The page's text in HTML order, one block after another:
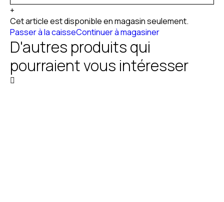
+
Cet article est disponible en magasin seulement.
Passer à la caisseContinuer à magasiner
D'autres produits qui
pourraient vous intéresser